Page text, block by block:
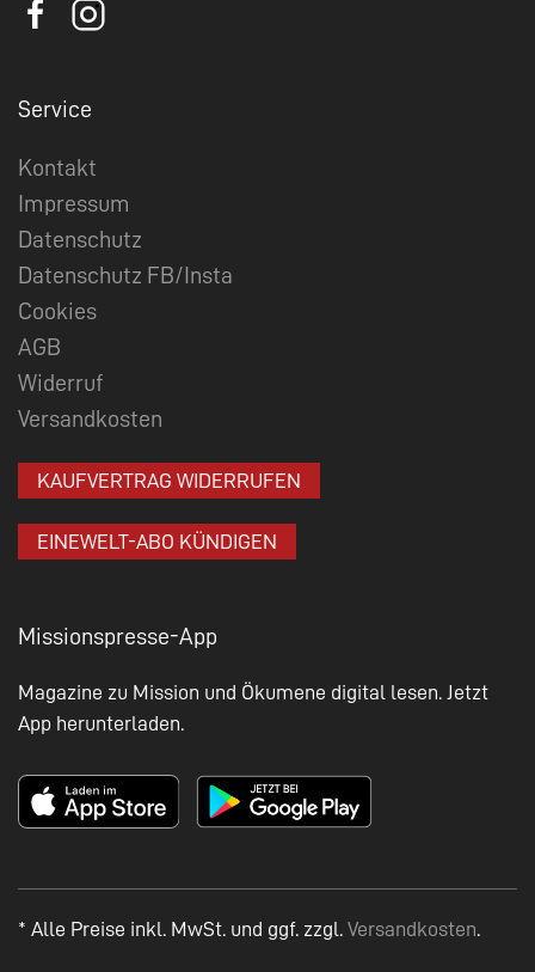
Service
Kontakt
Impressum
Datenschutz
Datenschutz FB/Insta
Cookies
AGB
Widerruf
Versandkosten
KAUFVERTRAG WIDERRUFEN
EINEWELT-ABO KÜNDIGEN
Missionspresse-App
Magazine zu Mission und Ökumene digital lesen. Jetzt
App herunterladen.
* Alle Preise inkl. MwSt. und ggf. zzgl. Versandkosten.